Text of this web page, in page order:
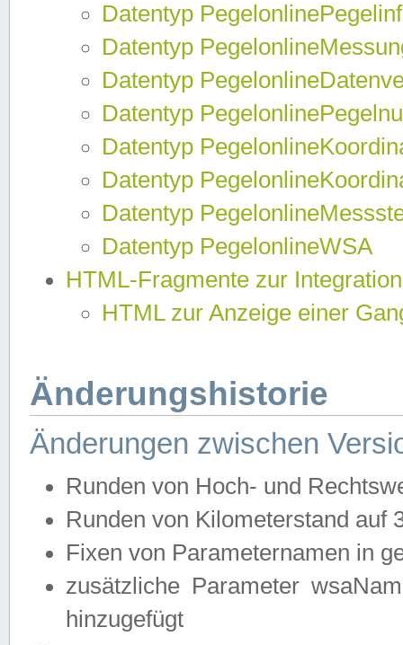
Datentyp
Datentyp
Datentyp
Datentyp
Datentyp
Datentyp
Datentyp
Datentyp PegelonlineWSA
HTML-Fragmente zur
HTML zur Anzeige einer
Änderungshistorie
Änderungen zwischen
Runden von Hoch- und
Runden von Kilometerstand auf
Fixen von Parameternamen in
zusätzliche Parameter
hinzugefügt